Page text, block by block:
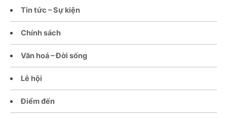
Tin tức – Sự kiện
Chính sách
Văn hoá – Đời sống
Lễ hội
Điểm đến